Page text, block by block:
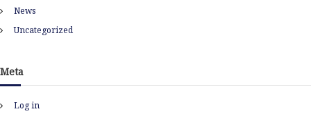
News
Uncategorized
Meta
Log in